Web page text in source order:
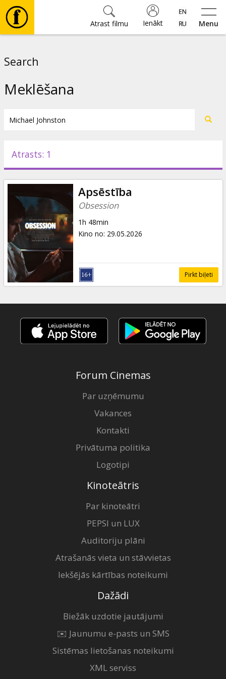
Menu
Ienākt
Atrast filmu
Pasākumi
Ziņas
Dāvanu
kartes
Uzkodas
B2B
Kino
Klubs
Search
Meklēšana
Atrasts: 1
Apsēstība
Obsession
1h 48min
Kino no: 29.05.2026
Pirkt biļeti
Forum Cinemas
Par uzņēmumu
Vakances
Kontakti
Privātuma politika
Logotipi
Kinoteātris
Par kinoteātri
PEPSI un LUX
Auditoriju plāni
Atrašanās vieta un stāvvietas
Iekšējās kārtības noteikumi
Dažādi
Biežāk uzdotie jautājumi
✉️ Jaunumu e-pasts un SMS
Sistēmas lietošanas noteikumi
XML serviss